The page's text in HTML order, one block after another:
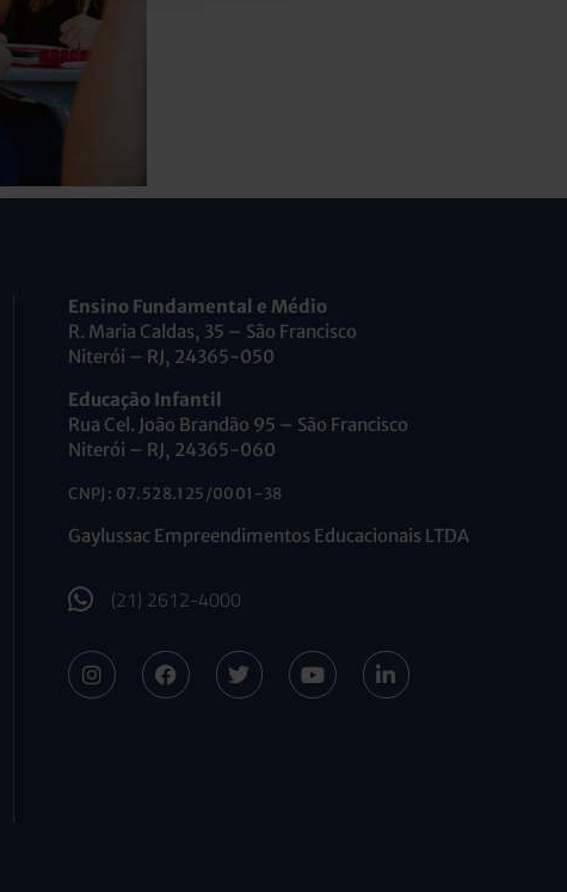
Ensino Fundamental e Médio
R. Maria Caldas, 35 – São Francisco
Niterói – RJ, 24365-050
Educação Infantil
Rua Cel. João Brandão 95 – São Francisco
Niterói – RJ, 24365-060
CNPJ: 07.528.125/0001-38
Gaylussac Empreendimentos Educacionais LTDA
(21) 2612-4000